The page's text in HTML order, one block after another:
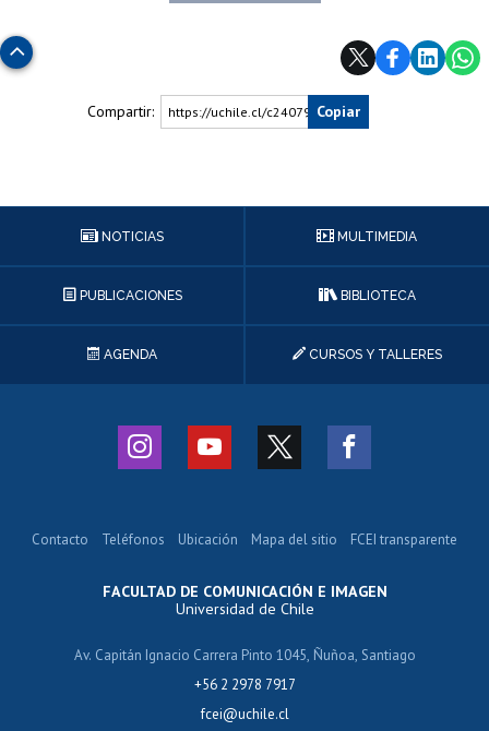
Subir
Compartir: https://uchile.cl/c240799Copiar
NOTICIAS MULTIMEDIA
PUBLICACIONES BIBLIOTECA
AGENDA CURSOS Y TALLERES
FACULTAD DE COMUNICACIÓN E IMAGEN
Universidad de Chile
Av. Capitán Ignacio Carrera Pinto 1045, Ñuñoa, Santiago
+56 2 2978 7917
fcei@uchile.cl
Contacto Teléfonos Ubicación Mapa del sitio FCEI transparente